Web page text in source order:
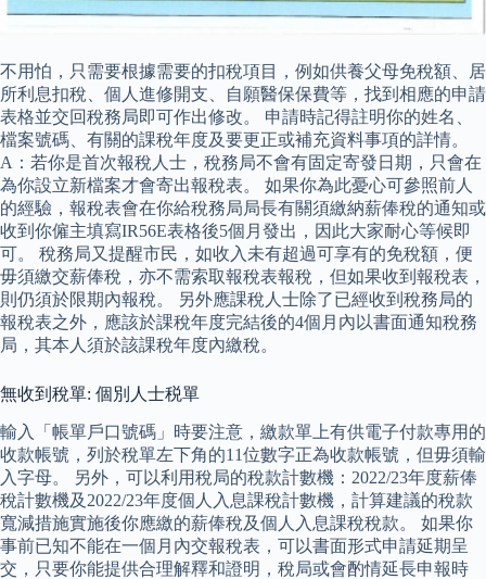
不用怕，只需要根據需要的扣稅項目，例如供養父母免稅額、居
所利息扣稅、個人進修開支、自願醫保保費等，找到相應的申請
表格並交回稅務局即可作出修改。 申請時記得註明你的姓名、
檔案號碼、有關的課稅年度及要更正或補充資料事項的詳情。
A：若你是首次報稅人士，稅務局不會有固定寄發日期，只會在
為你設立新檔案才會寄出報稅表。 如果你為此憂心可參照前人
的經驗，報稅表會在你給稅務局局長有關須繳納薪俸稅的通知或
收到你僱主填寫IR56E表格後5個月發出，因此大家耐心等候即
可。 稅務局又提醒市民，如收入未有超過可享有的免稅額，便
毋須繳交薪俸稅，亦不需索取報稅表報稅，但如果收到報稅表，
則仍須於限期內報稅。 另外應課稅人士除了已經收到稅務局的
報稅表之外，應該於課稅年度完結後的4個月內以書面通知稅務
局，其本人須於該課稅年度內繳稅。
無收到稅單: 個別人士税單
輸入「帳單戶口號碼」時要注意，繳款單上有供電子付款專用的
收款帳號，列於稅單左下角的11位數字正為收款帳號，但毋須輸
入字母。 另外，可以利用稅局的稅款計數機：2022/23年度薪俸
稅計數機及2022/23年度個人入息課稅計數機，計算建議的稅款
寬減措施實施後你應繳的薪俸稅及個人入息課稅稅款。 如果你
事前已知不能在一個月內交報稅表，可以書面形式申請延期呈
交，只要你能提供合理解釋和證明，稅局或會酌情延長申報時